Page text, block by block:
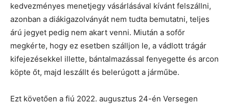
kedvezményes menetjegy vásárlásával kívánt felszállni,
azonban a diákigazolványát nem tudta bemutatni, teljes
árú jegyet pedig nem akart venni. Miután a sofőr
megkérte, hogy ez esetben szálljon le, a vádlott trágár
kifejezésekkel illette, bántalmazással fenyegette és arcon
köpte őt, majd leszállt és belerúgott a járműbe.
Ezt követően a fiú 2022. augusztus 24-én Versegen